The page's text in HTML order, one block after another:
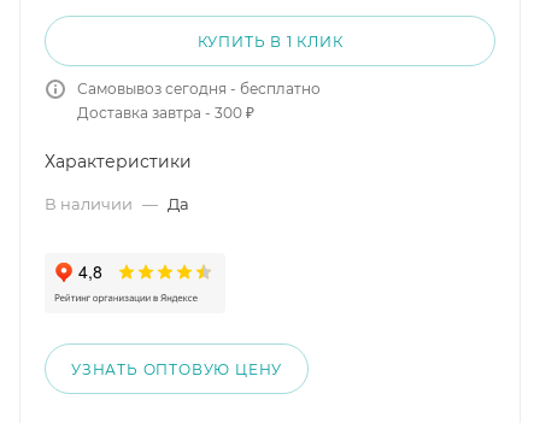
КУПИТЬ В 1 КЛИК
Самовывоз сегодня - бесплатно
Доставка завтра - 300 ₽
Характеристики
В наличии — Да
УЗНАТЬ ОПТОВУЮ ЦЕНУ